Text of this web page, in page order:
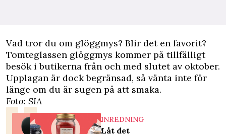
Vad tror du om glöggmys? Blir det en favorit?
Tomteglassen glöggmys kommer på tillfälligt
besök i butikerna från och med slutet av oktober.
Upplagan är dock begränsad, så vänta inte för
länge om du är sugen på att smaka.
Foto: SIA
NÖJE
Test:
INREDNING
Låt det